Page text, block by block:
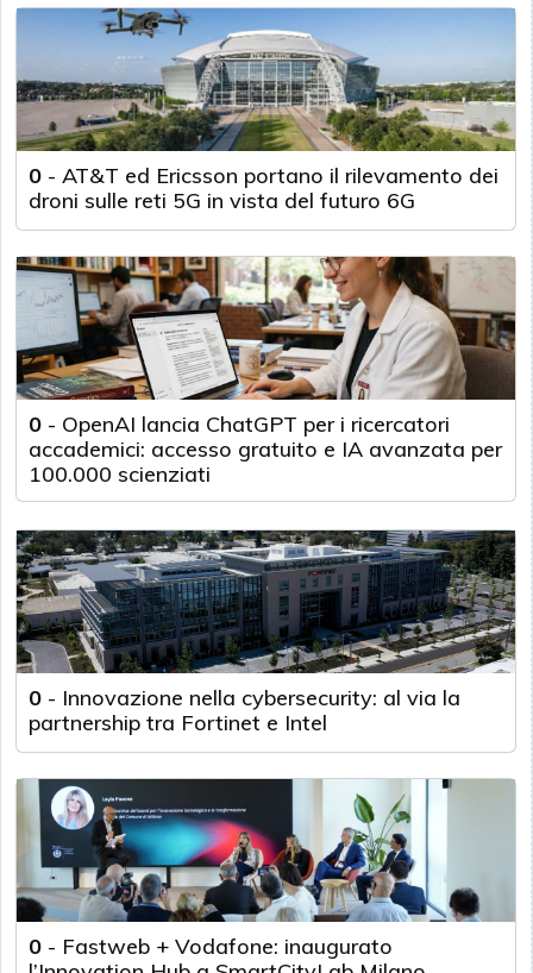
0 - AT&T ed Ericsson portano il rilevamento dei
droni sulle reti 5G in vista del futuro 6G
0 - OpenAI lancia ChatGPT per i ricercatori
accademici: accesso gratuito e IA avanzata per
100.000 scienziati
0 - Innovazione nella cybersecurity: al via la
partnership tra Fortinet e Intel
0 - Fastweb + Vodafone: inaugurato